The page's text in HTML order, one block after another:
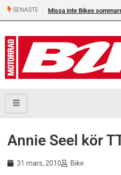
SENASTE Missa inte Bikes
Annie Seel kör
31 mars, 2010 Bike